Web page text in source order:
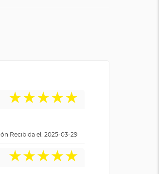
★★★★★
Recibida el: 2025-03-29
★★★★★